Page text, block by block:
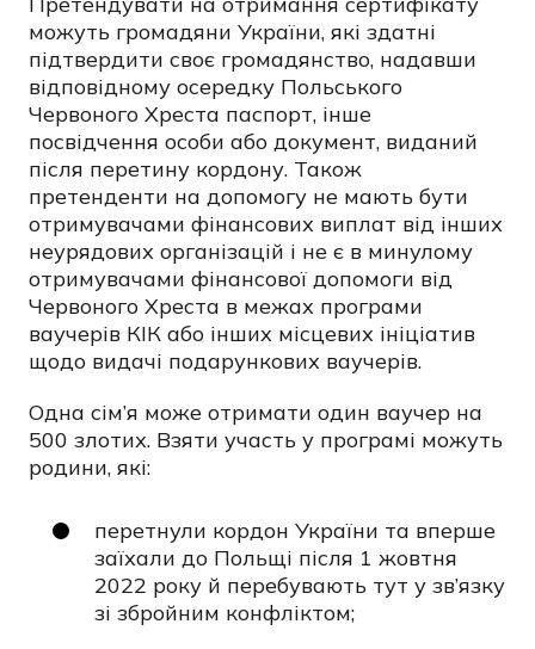
можуть громадяни України, які здатні
підтвердити своє громадянство, надавши
відповідному осередку Польського
Червоного Хреста паспорт, інше
посвідчення особи або документ, виданий
після перетину кордону. Також
претенденти на допомогу не мають бути
отримувачами фінансових виплат від інших
неурядових організацій і не є в минулому
отримувачами фінансової допомоги від
Червоного Хреста в межах програми
ваучерів КІК або інших місцевих ініціатив
щодо видачі подарункових ваучерів.
Одна сім’я може отримати один ваучер на
500 злотих. Взяти участь у програмі можуть
родини, які:
перетнули кордон України та вперше
заїхали до Польщі після 1 жовтня
2022 року й перебувають тут у зв’язку
зі збройним конфліктом;